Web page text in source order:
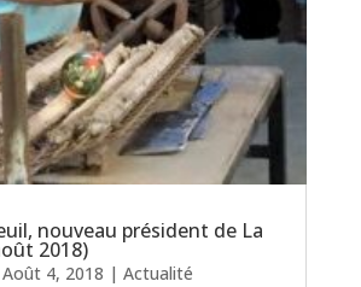
nouveau président de La
2018)
Août 4, 2018 | Actualité